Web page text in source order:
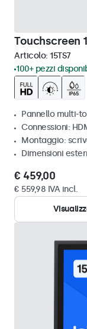
Touchscreen
Articolo: 15TS7
100+ pezzi
Pannello multi-
Connessioni:
Montaggio:
Dimensioni
€ 459,00
€ 559,98 IVA incl.